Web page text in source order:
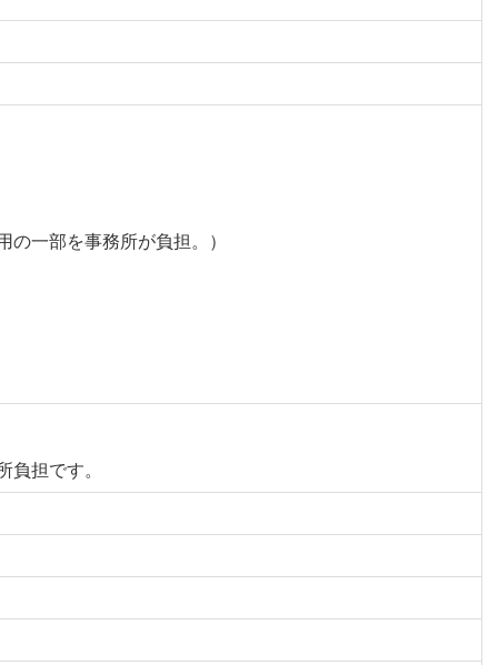
一部を事務所が負担。）
負担です。